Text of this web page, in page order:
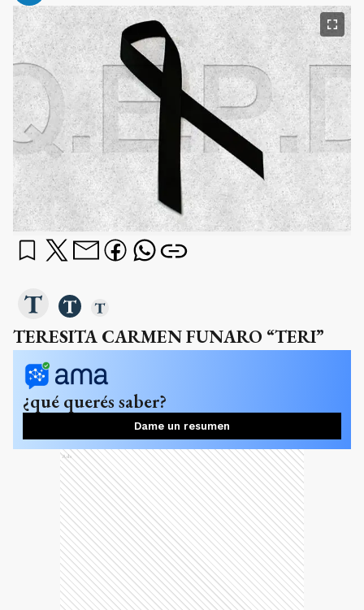
TERESITA CARMEN FUNARO “TERI”
¿qué querés saber?
Dame un resumen
Ads